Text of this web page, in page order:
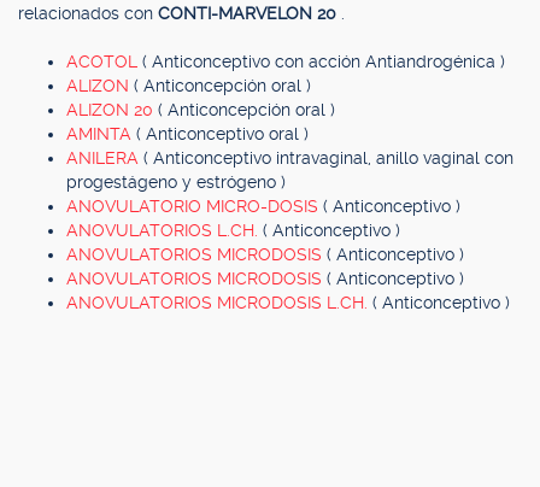
relacionados con CONTI-MARVELON 20
ACOTOL ( Anticonceptivo con acción Antiandrogénica )
ALIZON ( Anticoncepción oral )
ALIZON 20 ( Anticoncepción oral )
AMINTA ( Anticonceptivo oral )
ANILERA ( Anticonceptivo intravaginal, anillo vaginal con
progestágeno y estrógeno )
ANOVULATORIO MICRO-DOSIS ( Anticonceptivo )
ANOVULATORIOS L.CH. ( Anticonceptivo )
ANOVULATORIOS MICRODOSIS ( Anticonceptivo )
ANOVULATORIOS MICRODOSIS ( Anticonceptivo )
ANOVULATORIOS MICRODOSIS L.CH. ( Anticonceptivo )